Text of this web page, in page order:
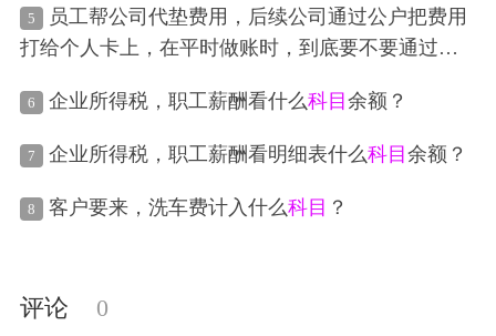
5
员工帮公司代垫费用，后续公司通过公户把费用
打给个人卡上，在平时做账时，到底要不要通过其
6 企业所得税，职工薪酬看什么科目余额？
7 企业所得税，职工薪酬看明细表什么科目余额？
8 客户要来，洗车费计入什么科目 ？
评论 0